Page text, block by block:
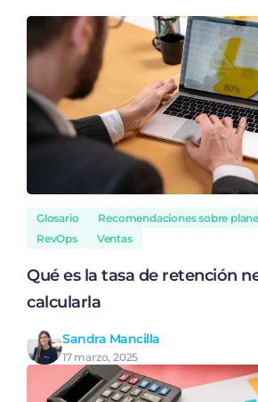
Glosario
Recomendaciones sobre
RevOps
Ventas
Qué es la tasa de retención
calcularla
Sandra Mancilla
17 marzo, 2025